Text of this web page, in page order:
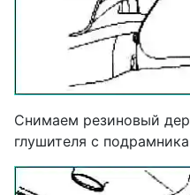
Снимаем резиновый
глушителя с подрамника